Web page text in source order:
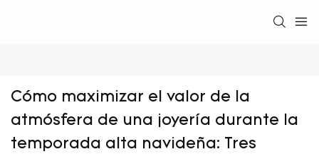
Cómo maximizar el valor de la
atmósfera de una joyería durante la
temporada alta navideña: Tres